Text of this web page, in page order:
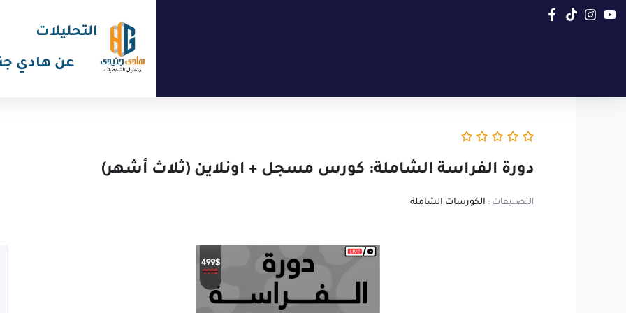
تخطي
التحليلات
عن هادي
دورة الفراسة الشاملة: كورس مسجل + اونلاين (ثلاث أشهر)
التصنيفات : الكورسات الشاملة